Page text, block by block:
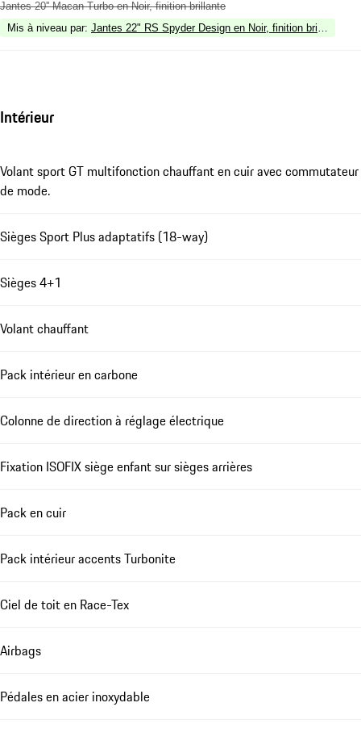
Jantes 20'' Macan Turbo en Noir, finition brillante
Mis à niveau par: Jantes 22" RS Spyder Design en Noir, finition brillante
Intérieur
Volant sport GT multifonction chauffant en cuir avec commutateur
de mode.
Sièges Sport Plus adaptatifs (18-way)
Sièges 4+1
Volant chauffant
Pack intérieur en carbone
Colonne de direction à réglage électrique
Fixation ISOFIX siège enfant sur sièges arrières
Pack en cuir
Pack intérieur accents Turbonite
Ciel de toit en Race-Tex
Airbags
Pédales en acier inoxydable